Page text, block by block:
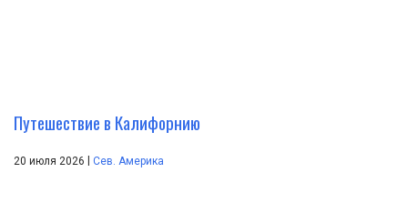
Путешествие в Калифорнию
20 июля 2026 Сев. Америка